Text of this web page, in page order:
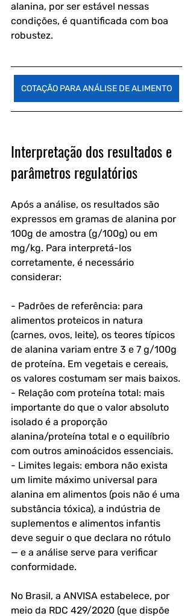
alanina, por ser estável nessas
condições, é quantificada com boa
robustez.
COTAÇÃO PARA ANÁLISE DE ALIMENTO
Interpretação dos resultados e
parâmetros regulatórios
Após a análise, os resultados são
expressos em gramas de alanina por
100g de amostra (g/100g) ou em
mg/kg. Para interpretá-los
corretamente, é necessário
considerar:
- Padrões de referência: para
alimentos proteicos in natura
(carnes, ovos, leite), os teores típicos
de alanina variam entre 3 e 7 g/100g
de proteína. Em vegetais e cereais,
os valores costumam ser mais baixos.
- Relação com proteína total: mais
importante do que o valor absoluto
isolado é a proporção
alanina/proteína total e o equilíbrio
com outros aminoácidos essenciais.
- Limites legais: embora não exista
um limite máximo universal para
alanina em alimentos (pois não é uma
substância tóxica), a indústria de
suplementos e alimentos infantis
deve seguir o que declara no rótulo
— e a análise serve para verificar
conformidade.
No Brasil, a ANVISA estabelece, por
meio da RDC 429/2020 (que dispõe